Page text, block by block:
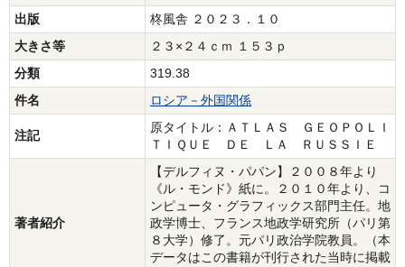
出版
柊風舎 ２０２３．１０
大きさ等
２３×２４ｃｍ １５３ｐ
分類
319.38
件名
ロシア－外国関係
注記
原タイトル：ＡＴＬＡＳ ＧＥＯＰＯＬＩ
ＴＩＱＵＥ ＤＥ ＬＡ ＲＵＳＳＩＥ
著者紹介
【デルフィヌ・パパン】２００８年より
《ル・モンド》紙に。２０１０年より、コ
ンピュータ・グラフィックス部門主任。地
政学博士、フランス地政学研究所（パリ第
８大学）修了。元パリ政治学院教員。（本
データはこの書籍が刊行された当時に掲載